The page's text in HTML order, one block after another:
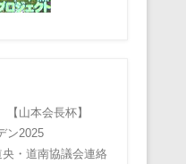
山本会長杯】
ン2025
・道南協議会連絡